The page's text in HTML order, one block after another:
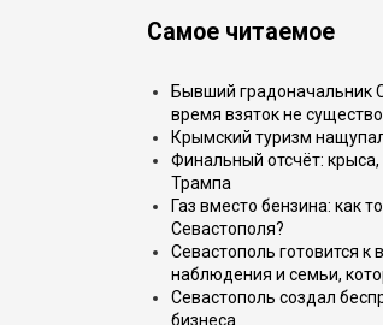
Самое читаемое
Бывший градоначальник
время взяток не
Крымский туризм
Финальный отсчёт:
Трампа
Газ вместо бензина: как
Севастополя?
Севастополь готовится к
наблюдения и семьи,
Севастополь создал
бизнеса